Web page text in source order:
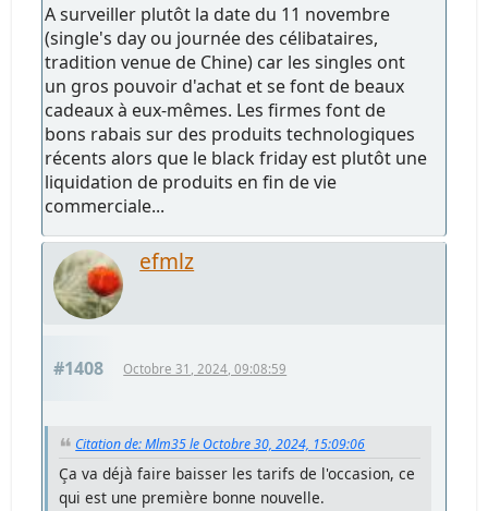
A surveiller plutôt la date du 11 novembre
(single's day ou journée des célibataires,
tradition venue de Chine) car les singles ont
un gros pouvoir d'achat et se font de beaux
cadeaux à eux-mêmes. Les firmes font de
bons rabais sur des produits technologiques
récents alors que le black friday est plutôt une
liquidation de produits en fin de vie
commerciale...
efmlz
#1408 Octobre 31, 2024, 09:08:59
Citation de: Mlm35 le Octobre 30, 2024, 15:09:06
Ça va déjà faire baisser les tarifs de l'occasion, ce
qui est une première bonne nouvelle.